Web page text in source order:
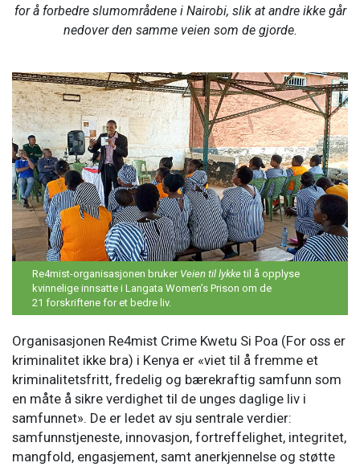
for å forbedre slumområdene i Nairobi, slik at andre ikke går
nedover den samme veien som de gjorde.
Re4mist-organisasjonen bruker Veien til lykketil å opplyse
kvinnelige innsatte i Langata Women’s Prison om de
21 forskriftene for et bedre liv.
Organisasjonen Re4mist Crime Kwetu Si Poa (For oss er
kriminalitet ikke bra) i Kenya er «viet til å fremme et
kriminalitetsfritt, fredelig og bærekraftig samfunn som
en måte å sikre verdighet til de unges daglige liv i
samfunnet». De er ledet av sju sentrale verdier:
samfunnstjeneste, innovasjon, fortreffelighet, integritet,
mangfold, engasjement, samt anerkjennelse og støtte